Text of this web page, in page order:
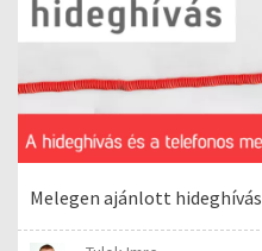
Melegen ajánlott hideghívás